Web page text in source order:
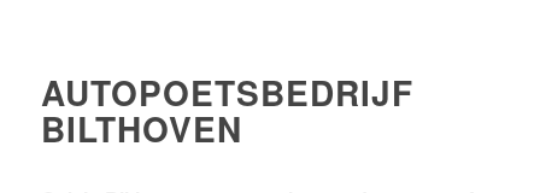
AUTOPOETSBEDRIJF
BILTHOVEN